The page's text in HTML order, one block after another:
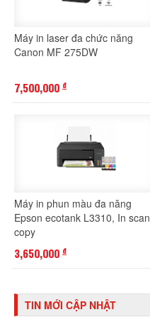
Máy in laser đa chức năng
Canon MF 275DW
7,500,000 đ
Máy in phun màu đa năng
Epson ecotank L3310, In scan
copy
3,650,000 đ
TIN MỚI CẬP NHẬT